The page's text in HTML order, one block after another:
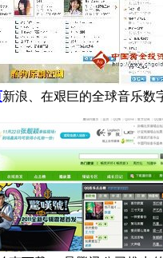
新浪、在艰巨的全球音乐数